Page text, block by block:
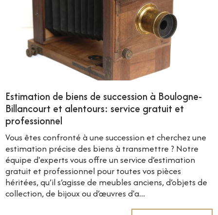
Estimation de biens de succession à Boulogne-
Billancourt et alentours: service gratuit et
professionnel
Vous êtes confronté à une succession et cherchez une
estimation précise des biens à transmettre ? Notre
équipe d'experts vous offre un service d’estimation
gratuit et professionnel pour toutes vos pièces
héritées, qu’il s’agisse de meubles anciens, d’objets de
collection, de bijoux ou d’œuvres d'a...